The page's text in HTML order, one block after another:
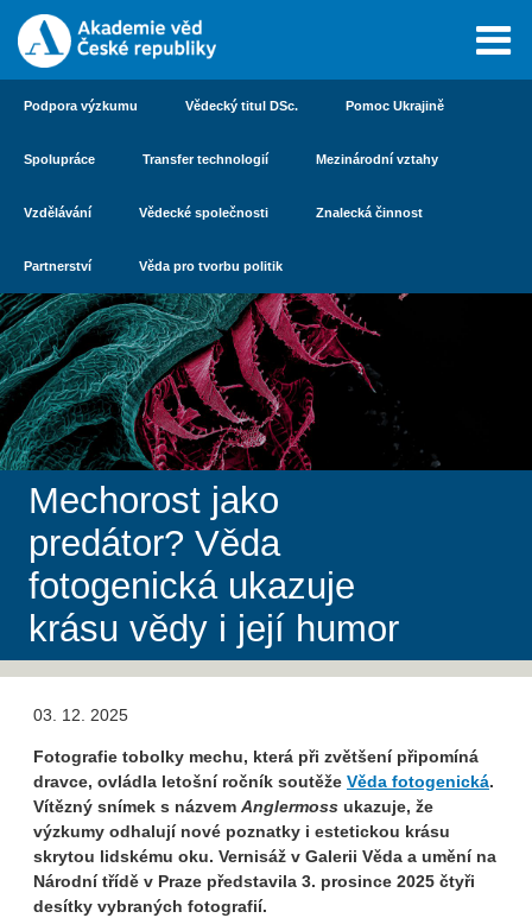
Podpora výzkumu Vědecký titul DSc. Pomoc Ukrajině
Spolupráce Transfer technologií Mezinárodní vztahy
Vzdělávání Vědecké společnosti Znalecká činnost
Partnerství Věda pro tvorbu politik
Mechorost jako
predátor? Věda
fotogenická ukazuje
krásu vědy i její humor
03. 12. 2025
Fotografie tobolky mechu, která při zvětšení připomíná
dravce, ovládla letošní ročník soutěže Věda fotogenická.
Vítězný snímek s názvem Anglermoss ukazuje, že
výzkumy odhalují nové poznatky i estetickou krásu
skrytou lidskému oku. Vernisáž v Galerii Věda a umění na
Národní třídě v Praze představila 3. prosince 2025 čtyři
desítky vybraných fotografií.